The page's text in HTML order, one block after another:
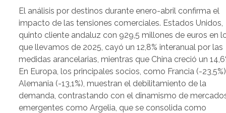
El análisis por destinos durante enero-abril confirma el
impacto de las tensiones comerciales. Estados Unidos,
quinto cliente andaluz con 929,5 millones de euros en
que llevamos de 2025, cayó un 12,8% interanual por las
medidas arancelarias, mientras que China creció un
En Europa, los principales socios, como Francia (-
Alemania (-13,1%), muestran el debilitamiento de la
demanda, contrastando con el dinamismo de
emergentes como Argelia, que se consolida como